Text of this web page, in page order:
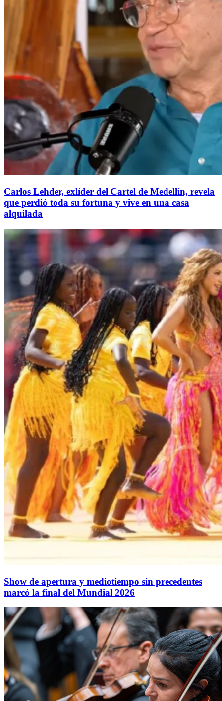
Carlos Lehder, exlíder del Cartel de Medellín, revela
que perdió toda su fortuna y vive en una casa
alquilada
Show de apertura y mediotiempo sin precedentes
marcó la final del Mundial 2026